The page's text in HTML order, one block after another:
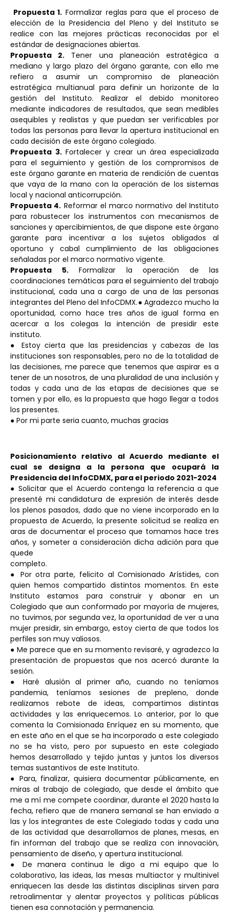
Propuesta 1. Formalizar reglas para que el proceso de
elección de la Presidencia del Pleno y del Instituto se
realice con las mejores prácticas reconocidas por el
estándar de designaciones abiertas.
Propuesta 2. Tener una planeación estratégica a
mediano y largo plazo del órgano garante, con ello me
refiero a asumir un compromiso de planeación
estratégica multianual para definir un horizonte de la
gestión del Instituto. Realizar el debido monitoreo
mediante indicadores de resultados, que sean medibles
asequibles y realistas y que puedan ser verificables por
todas las personas para llevar la apertura institucional en
cada decisión de este órgano colegiado.
Propuesta 3.Fortalecer y crear un área especializada
para el seguimiento y gestión de los compromisos de
este órgano garante en materia de rendición de cuentas
que vaya de la mano con la operación de los sistemas
local y nacional anticorrupción.
Propuesta 4. Reformar el marco normativo del Instituto
para robustecer los instrumentos con mecanismos de
sanciones y apercibimientos, de que dispone este órgano
garante para incentivar a los sujetos obligados al
oportuno y cabal cumplimiento de las obligaciones
señaladas por el marco normativo vigente.
Propuesta 5.Formalizar la operación de las
coordinaciones temáticas para el seguimiento del trabajo
institucional, cada una a cargo de una de las personas
integrantes del Pleno del InfoCDMX.● Agradezco mucho la
oportunidad, como hace tres años de igual forma en
acercar a los colegas la intención de presidir este
instituto.
● Estoy cierta que las presidencias y cabezas de las
instituciones son responsables, pero no de la totalidad de
las decisiones, me parece que tenemos que aspirar es a
tener de un nosotros, de una pluralidad de una inclusión y
todas y cada una de las etapas de decisiones que se
tomen y por ello, es la propuesta que hago llegar a todos
los presentes.
● Por mi parte seria cuanto, muchas gracias
Posicionamiento relativo al Acuerdo mediante el
cual se designa a la persona que ocupará la
Presidencia del InfoCDMX, para el periodo 2021-2024
● Solicitar que el Acuerdo contenga la referencia a que
presenté mi candidatura de expresión de interés desde
los plenos pasados, dado que no viene incorporado en la
propuesta de Acuerdo, la presente solicitud se realiza en
aras de documentar el proceso que tomamos hace tres
años, y someter a consideración dicha adición para que
quede
completo.
● Por otra parte, felicito al Comisionado Arístides, con
quien hemos compartido distintos momentos. En este
Instituto estamos para construir y abonar en un
Colegiado que aun conformado por mayoría de mujeres,
no tuvimos, por segunda vez, la oportunidad de ver a una
mujer presidir, sin embargo, estoy cierta de que todos los
perfiles son muy valiosos.
● Me parece que en su momento revisaré, y agradezco la
presentación de propuestas que nos acercó durante la
sesión.
● Haré alusión al primer año, cuando no teníamos
pandemia, teníamos sesiones de prepleno, donde
realizamos rebote de ideas, compartimos distintas
actividades y las enriquecemos. Lo anterior, por lo que
comenta la Comisionada Enríquez en su momento, que
en este año en el que se ha incorporado a este colegiado
no se ha visto, pero por supuesto en este colegiado
hemos desarrollado y tejido juntas y juntos los diversos
temas sustantivos de este Instituto.
● Para, finalizar, quisiera documentar públicamente, en
miras al trabajo de colegiado, que desde el ámbito que
me a mí me compete coordinar, durante el 2020 hasta la
fecha, refiero que de manera semanal se han enviado a
las y los integrantes de este Colegiado todas y cada una
de las actividad que desarrollamos de planes, mesas, en
fin informan del trabajo que se realiza con innovación,
pensamiento de diseño, y apertura institucional.
● De manera continua le digo a mi equipo que lo
colaborativo, las ideas, las mesas multiactor y multinivel
enriquecen las desde las distintas disciplinas sirven para
retroalimentar y alentar proyectos y políticas públicas
tienen esa connotación y permanencia.